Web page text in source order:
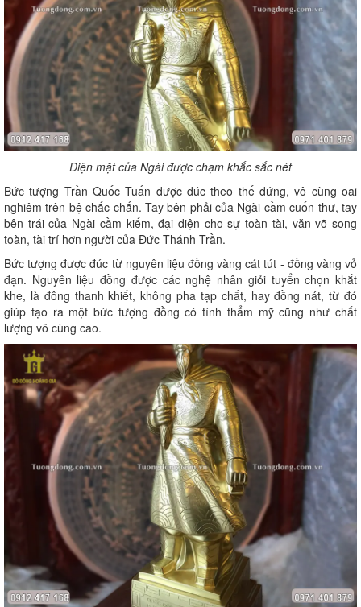
Diện mặt của Ngài được chạm khắc sắc nét
Bức tượng Trần Quốc Tuấn được đúc theo thế đứng, vô cùng oai
nghiêm trên bệ chắc chắn. Tay bên phải của Ngài cầm cuốn thư, tay
bên trái của Ngài cầm kiếm, đại diện cho sự toàn tài, văn võ song
toàn, tài trí hơn người của Đức Thánh Trần.
Bức tượng được đúc từ nguyên liệu đồng vàng cát tút - đồng vàng vỏ
đạn. Nguyên liệu đồng được các nghệ nhân giỏi tuyển chọn khắt
khe, là đông thanh khiết, không pha tạp chất, hay đồng nát, từ đó
giúp tạo ra một bức tượng đồng có tính thẩm mỹ cũng như chất
lượng vô cùng cao.